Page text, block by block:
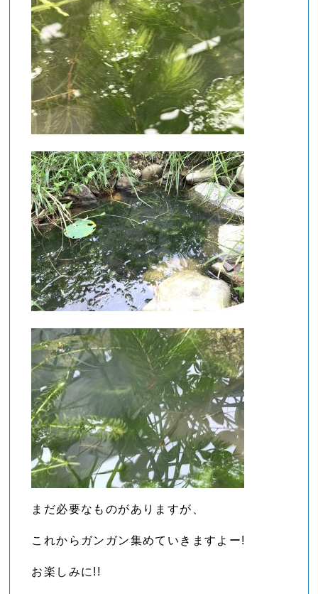
まだ必要なものがありますが、
これからガンガン集めていきますよー!
お楽しみに!!